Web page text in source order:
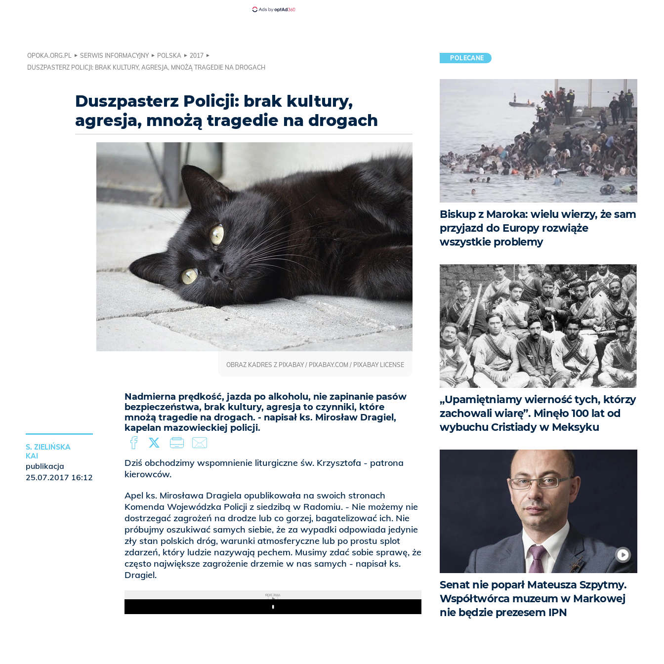
OPOKA.ORG.PL SERWIS INFORMACYJNY POLSKA
2017
DUSZPASTERZ POLICJI: BRAK KULTURY, AGRESJA, MNOŻĄ TRAGEDIE NA DROGACH
Duszpasterz Policji: brak kultury,
agresja, mnożą tragedie na drogach
Nadmierna prędkość, jazda po alkoholu, nie zapinanie pasów
bezpieczeństwa, brak kultury, agresja to czynniki, które
mnożą tragedie na drogach. - napisał ks. Mirosław Dragiel,
kapelan mazowieckiej policji.
OBRAZ KADRES Z PIXABAY / PIXABAY.COM / PIXABAY LICENSE
Dziś obchodzimy wspomnienie liturgiczne św. Krzysztofa - patrona
kierowców.
Apel ks. Mirosława Dragiela opublikowała na swoich stronach
Komenda Wojewódzka Policji z siedzibą w Radomiu. - Nie możemy nie
dostrzegać zagrożeń na drodze lub co gorzej, bagatelizować ich. Nie
próbujmy oszukiwać samych siebie, że za wypadki odpowiada jedynie
zły stan polskich dróg, warunki atmosferyczne lub po prostu splot
zdarzeń, który ludzie nazywają pechem. Musimy zdać sobie sprawę, że
często największe zagrożenie drzemie w nas samych - napisał ks.
Dragiel.
REKLAMA
Play
S. ZIELIŃSKA
KAI
publikacja
25.07.2017 16:12
POLECANE
Biskup z Maroka: wielu wierzy, że sam
przyjazd do Europy rozwiąże
wszystkie problemy
„Upamiętniamy wierność tych, którzy
zachowali wiarę”. Minęło 100 lat od
wybuchu Cristiady w Meksyku
Senat nie poparł Mateusza Szpytmy.
Współtwórca muzeum w Markowej
nie będzie prezesem IPN